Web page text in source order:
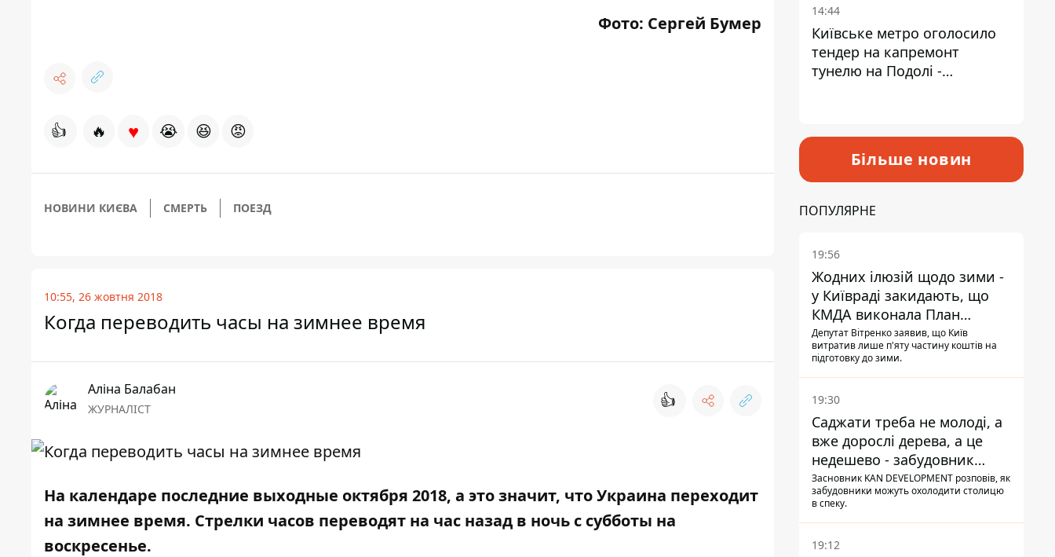
Фото: Сергей Бумер
👍 🔥 ♥ 😭 😆 😡
НОВИНИ КИЄВА СМЕРТЬ ПОЕЗД
10:55, 26 жовтня 2018
Когда переводить часы на зимнее время
Аліна Балабан
ЖУРНАЛІСТ 👍
На календаре последние выходные октября 2018, а это значит, что Украина переходит
на зимнее время. Стрелки часов переводят на час назад в ночь с субботы на
воскресенье.
14:44
Київське метро оголосило
тендер на капремонт
тунелю на Подолі -
Більше новин
ПОПУЛЯРНЕ
19:56
Жодних ілюзій щодо зими -
у Київраді закидають, що
КМДА виконала План
стійкості на 20%
Депутат Вітренко заявив, що Київ
витратив лише п'яту частину коштів на
підготовку до зими.
19:30
Саджати треба не молоді, а
вже дорослі дерева, а це
недешево - забудовник
Ніконов
Засновник KAN DEVELOPMENT розповів, як
забудовники можуть охолодити столицю
в спеку.
19:12